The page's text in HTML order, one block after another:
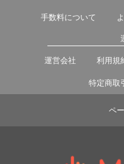
手数料について
運営会社 利用規
特定商取
ペ